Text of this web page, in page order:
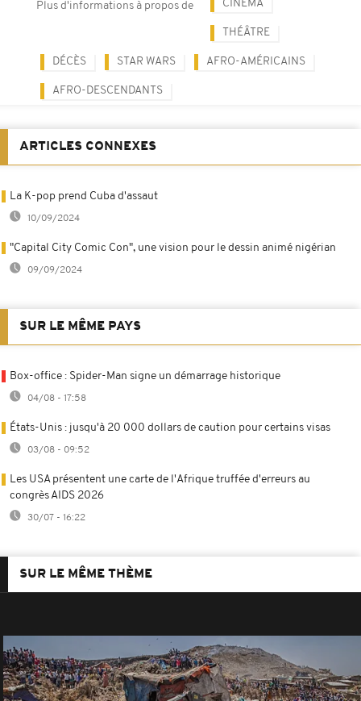
Plus d'informations à propos de CINÉMA
THÉÂTRE
DÉCÈS STAR WARS AFRO-AMÉRICAINS
AFRO-DESCENDANTS
ARTICLES CONNEXES
La K-pop prend Cuba d'assaut
10/09/2024
"Capital City Comic Con", une vision pour le dessin animé nigérian
09/09/2024
SUR LE MÊME PAYS
Box-office : Spider-Man signe un démarrage historique
04/08 - 17:58
États-Unis : jusqu'à 20 000 dollars de caution pour certains visas
03/08 - 09:52
Les USA présentent une carte de l'Afrique truffée d'erreurs au
congrès AIDS 2026
30/07 - 16:22
SUR LE MÊME THÈME